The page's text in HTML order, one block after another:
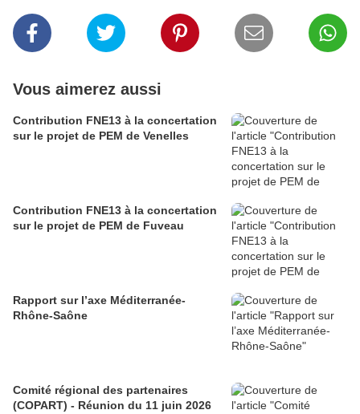
Vous aimerez aussi
Contribution FNE13 à la concertation
sur le projet de PEM de Venelles
Contribution FNE13 à la concertation
sur le projet de PEM de Fuveau
Rapport sur l’axe Méditerranée-
Rhône-Saône
Comité régional des partenaires
(COPART) - Réunion du 11 juin 2026